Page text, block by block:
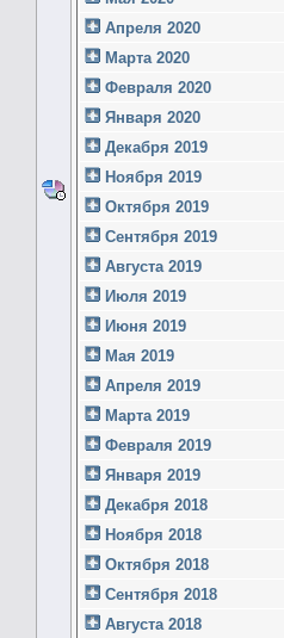
Апреля 2020
Марта 2020
Февраля 2020
Января 2020
Декабря 2019
Ноября 2019
Октября 2019
Сентября 2019
Августа 2019
Июля 2019
Июня 2019
Мая 2019
Апреля 2019
Марта 2019
Февраля 2019
Января 2019
Декабря 2018
Ноября 2018
Октября 2018
Сентября 2018
Августа 2018